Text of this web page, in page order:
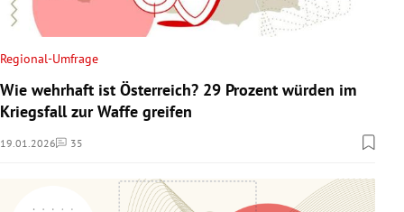
Regional-Umfrage
Wie wehrhaft ist Österreich? 29 Prozent würden im
Kriegsfall zur Waffe greifen
19.01.2026 35
Kommentare